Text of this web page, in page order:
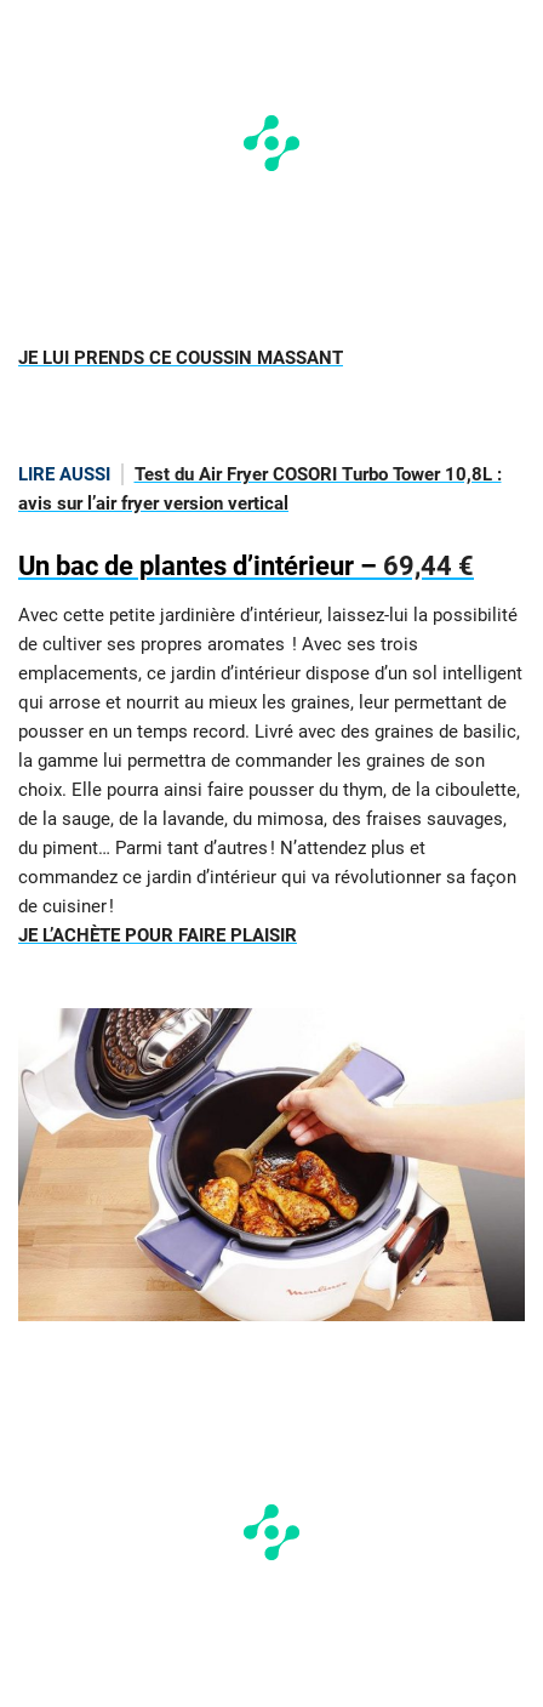
JE LUI PRENDS CE COUSSIN MASSANT
LIRE AUSSI
Test du Air Fryer COSORI Turbo Tower 10,8L :
avis sur l’air fryer version vertical
Un bac de plantes d’intérieur – 69,44 €
Avec cette petite jardinière d’intérieur, laissez-lui la possibilité
de cultiver ses propres aromates ! Avec ses trois
emplacements, ce jardin d’intérieur dispose d’un sol intelligent
qui arrose et nourrit au mieux les graines, leur permettant de
pousser en un temps record. Livré avec des graines de basilic,
la gamme lui permettra de commander les graines de son
choix. Elle pourra ainsi faire pousser du thym, de la ciboulette,
de la sauge, de la lavande, du mimosa, des fraises sauvages,
du piment… Parmi tant d’autres ! N’attendez plus et
commandez ce jardin d’intérieur qui va révolutionner sa façon
de cuisiner !
JE L’ACHÈTE POUR FAIRE PLAISIR